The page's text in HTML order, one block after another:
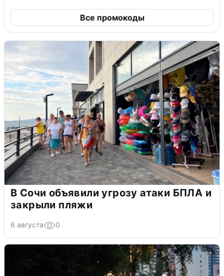
Все промокоды
В Сочи объявили угрозу атаки БПЛА и
закрыли пляжи
6 августа 0